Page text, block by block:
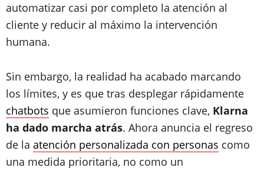
automatizar casi por completo la atención al
cliente y reducir al máximo la intervención
humana.
Sin embargo, la realidad ha acabado marcando
los límites, y es que tras desplegar rápidamente
chatbots que asumieron funciones clave, Klarna
ha dado marcha atrás. Ahora anuncia el regreso
de la atención personalizada con personas como
una medida prioritaria, no como un